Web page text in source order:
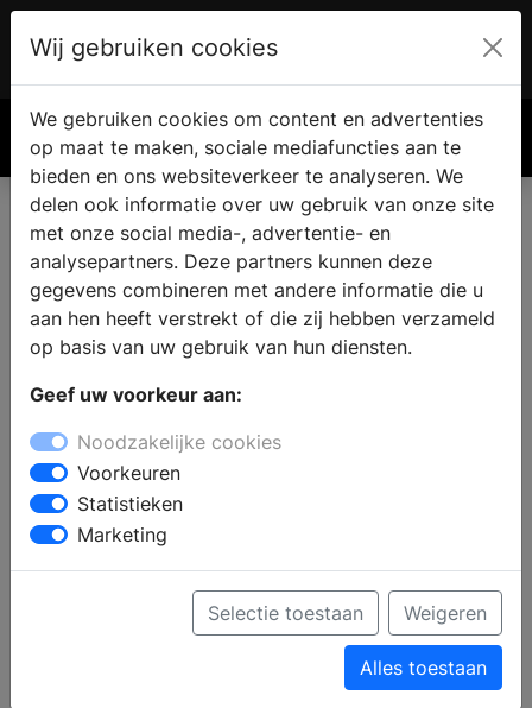
€ 0.00
Energiemanagement |
Een efficiënt energiemanagement van Loxone levert
Wij gebruiken cookies
We gebruiken cookies om content en advertenties
op maat te maken, sociale mediafuncties aan te
bieden en ons websiteverkeer te analyseren. We
delen ook informatie over uw gebruik van onze site
met onze social media-, advertentie- en
analysepartners. Deze partners kunnen deze
gegevens combineren met andere informatie die u
aan hen heeft verstrekt of die zij hebben verzameld
op basis van uw gebruik van hun diensten.
Geef uw voorkeur aan:
Noodzakelijke cookies
Voorkeuren
Statistieken
Marketing
Selectie toestaan Weigeren
Alles toestaan